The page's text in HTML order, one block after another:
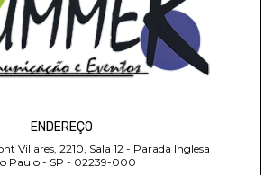
ENDEREÇO
Villares, 2210, Sala 12 - Parada Inglesa
Paulo - SP - 02239-000